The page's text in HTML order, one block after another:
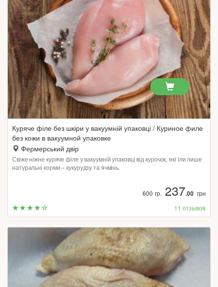
Куряче філе без шкіри у вакуумній упаковці / Куриное филе
без кожи в вакуумной упаковке
Фермерський двір
Свіже ніжне куряче філе у вакуумній упаковці від курочок, які їли лише
натуральні корми – кукурудзу та ячмінь.
600 гр. 237.00 грн
11 отзывов